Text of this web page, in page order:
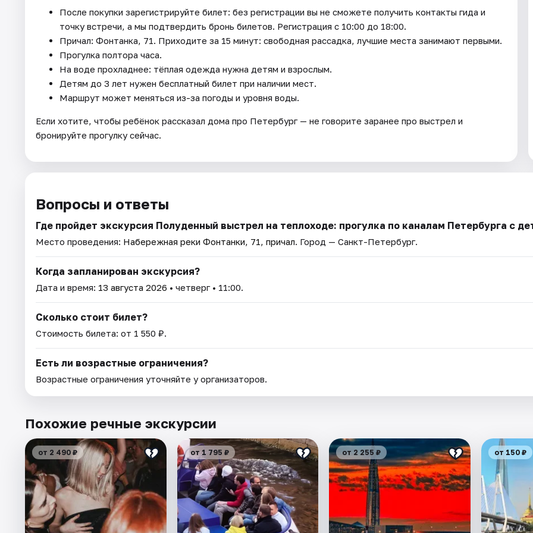
После покупки зарегистрируйте билет: без регистрации вы не сможете получить контакты гида и
точку встречи, а мы подтвердить бронь билетов. Регистрация с 10:00 до 18:00.
Причал: Фонтанка, 71. Приходите за 15 минут: свободная рассадка, лучшие места занимают первыми.
Прогулка полтора часа.
На воде прохладнее: тёплая одежда нужна детям и взрослым.
Детям до 3 лет нужен бесплатный билет при наличии мест.
Маршрут может меняться из-за погоды и уровня воды.
Если хотите, чтобы ребёнок рассказал дома про Петербург — не говорите заранее про выстрел и
бронируйте прогулку сейчас.
Вопросы и ответы
Где пройдет экскурсия Полуденный выстрел на теплоходе: прогулка по каналам Петербурга с
Место проведения: Набережная реки Фонтанки, 71, причал. Город — Санкт-Петербург.
Когда запланирован экскурсия?
Дата и время: 13 августа 2026 • четверг • 11:00.
Сколько стоит билет?
Стоимость билета: от 1 550 ₽.
Есть ли возрастные ограничения?
Возрастные ограничения уточняйте у организаторов.
Похожие речные экскурсии
от 2 490 ₽ от 1 795 ₽ от 2 255 ₽ от 150 ₽